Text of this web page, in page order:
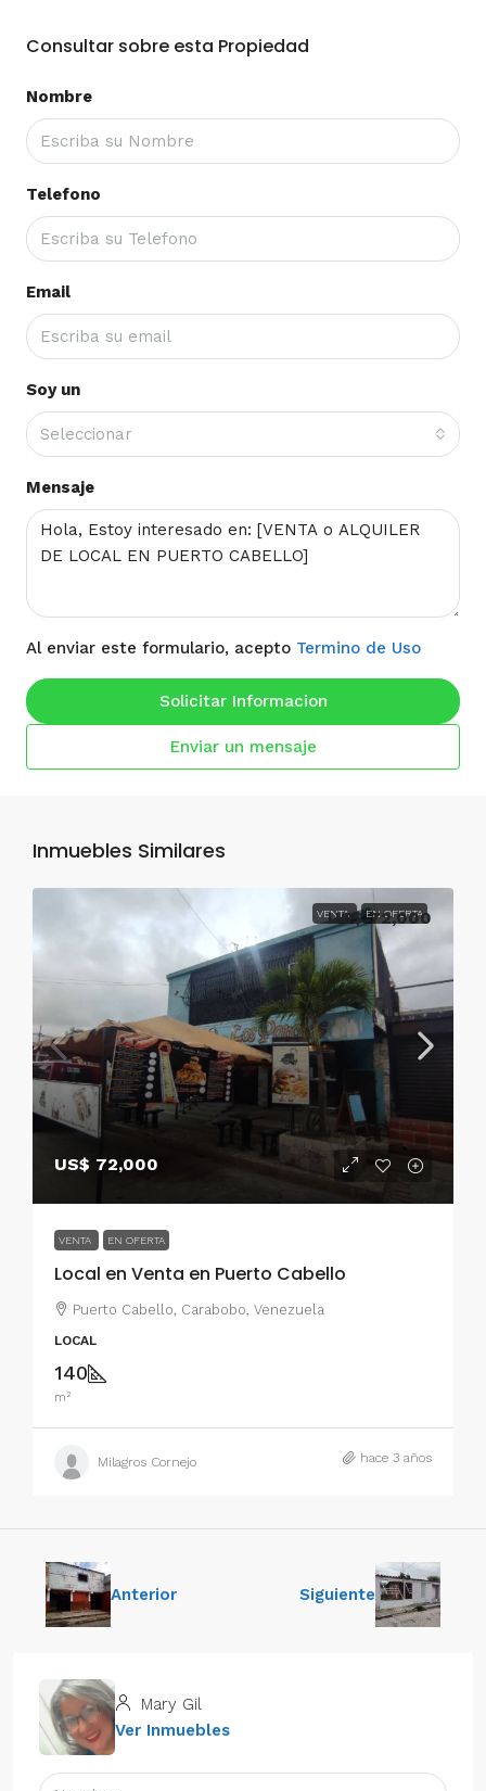
Consultar sobre esta Propiedad
Nombre
Telefono
Email
Soy un
Seleccionar
Mensaje
Al enviar este formulario, acepto Termino de Uso
Solicitar Informacion
Enviar un mensaje
Inmuebles Similares
VENTA EN OFERTA
US$ 72,000
VENTA EN OFERTA
Local en Venta en Puerto Cabello
US$ 72,000
Puerto Cabello, Carabobo, Venezuela
LOCAL
140
m²
Milagros Cornejo hace 3 años
Anterior Siguiente
Mary Gil
Ver Inmuebles